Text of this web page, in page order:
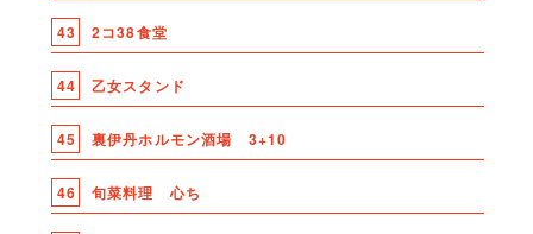
43 2コ38食堂
44 乙女スタンド
45 裏伊丹ホルモン酒場 3+10
46 旬菜料理 心ち